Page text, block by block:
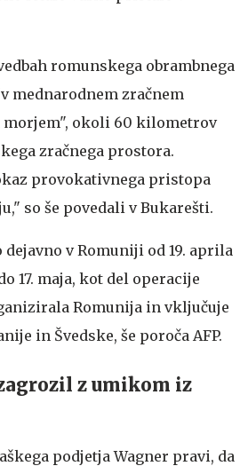
romunskega obrambnega
mednarodnem zračnem
okoli 60 kilometrov
zračnega prostora.
provokativnega pristopa
so še povedali v Bukarešti.
v Romuniji od 19. aprila
17. maja, kot del operacije
Romunija in vključuje
in Švedske, še poroča AFP.
z umikom iz
podjetja Wagner pravi, da